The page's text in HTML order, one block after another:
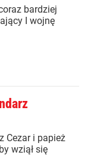
bardziej
I wojnę
Cezar i papież
wziął się